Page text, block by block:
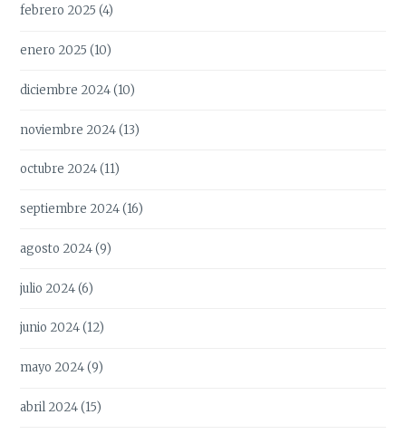
febrero 2025 (4)
enero 2025 (10)
diciembre 2024(10)
noviembre 2024(13)
octubre 2024(11)
septiembre 2024(16)
agosto 2024(9)
julio 2024(6)
junio 2024(12)
mayo 2024(9)
abril 2024(15)